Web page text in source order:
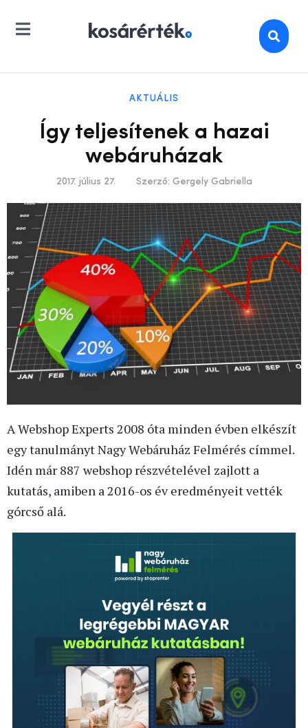
AKTUÁLIS
Így teljesítenek a hazai
webáruházak
2017. július 27. Szerző: Gergely Gabriella
A Webshop Experts 2008 óta minden évben elkészít
egy tanulmányt Nagy Webáruház Felmérés címmel.
Idén már 887 webshop részvételével zajlott a
kutatás, amiben a 2016-os év eredményeit vették
górcső alá.